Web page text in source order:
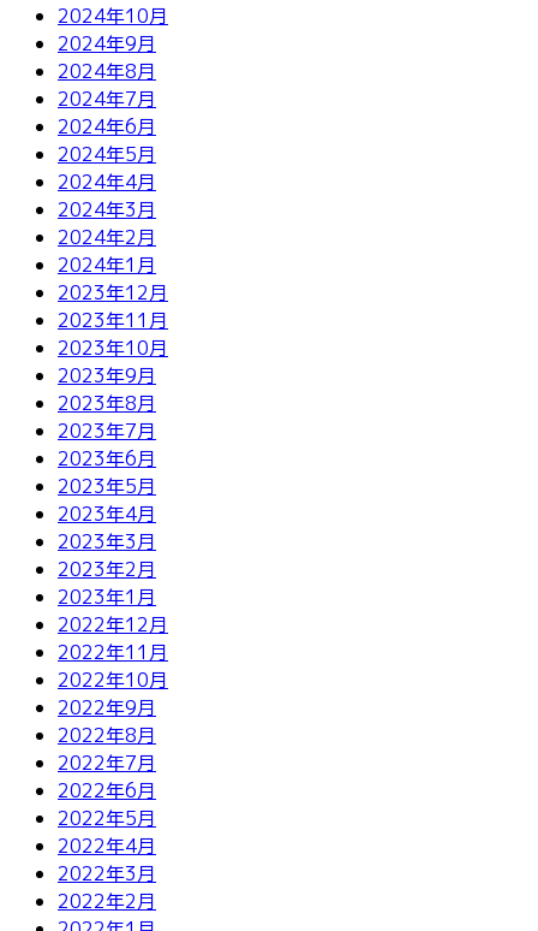
2024年10月
2024年9月
2024年8月
2024年7月
2024年6月
2024年5月
2024年4月
2024年3月
2024年2月
2024年1月
2023年12月
2023年11月
2023年10月
2023年9月
2023年8月
2023年7月
2023年6月
2023年5月
2023年4月
2023年3月
2023年2月
2023年1月
2022年12月
2022年11月
2022年10月
2022年9月
2022年8月
2022年7月
2022年6月
2022年5月
2022年4月
2022年3月
2022年2月